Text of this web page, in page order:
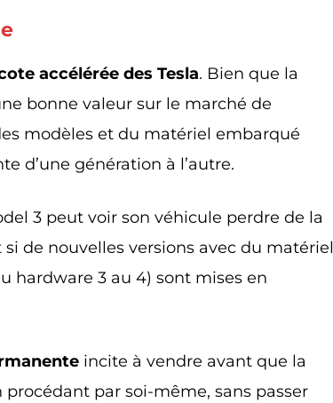
accélérée des Tesla. Bien que la
bonne valeur sur le marché de
modèles et du matériel embarqué
d’une génération à l’autre.
3 peut voir son véhicule perdre de la
de nouvelles versions avec du matériel
hardware 3 au 4) sont mises en
incite à vendre avant que la
par soi-même, sans passer